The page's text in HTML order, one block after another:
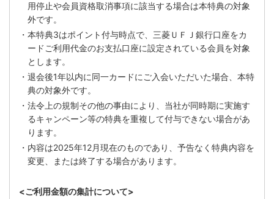
用停止や会員資格取消事項に該当する場合は本特典の対象
外です。
・本特典3はポイント付与時点で、三菱ＵＦＪ銀行口座をカ
ードご利用代金のお支払口座に設定されている会員を対象
とします。
・退会後1年以内に同一カードにご入会いただいた場合、本特
典の対象外です。
・法令上の規制その他の事由により、当社が同時期に実施す
るキャンペーン等の特典を重複して付与できない場合があ
ります。
・内容は2025年12月現在のものであり、予告なく特典内容を
変更、または終了する場合があります。
<ご利用金額の集計について>